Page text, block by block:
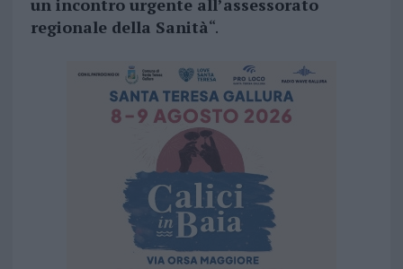
un incontro urgente all’assessorato
regionale della Sanità“.